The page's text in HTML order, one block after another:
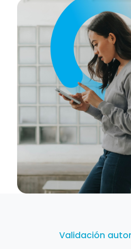
Validación